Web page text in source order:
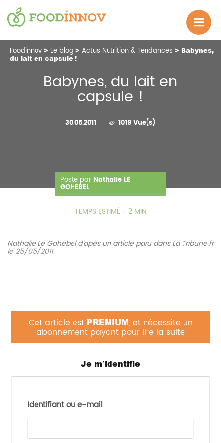
Foodinnov > Le blog > Actus Nutrition & Tendances > Babynes,
du lait en capsule !
Babynes, du lait en
capsule !
30.05.2011 1019 Vue(s)
Posté par Nathalie LE
GOHEBEL
Cet article est PREMIUM, et nécessite un
abonnement payant pour lire la suite
Je m’identifie
Identifiant ou e-mail
TEMPS ESTIMÉ - 2 MIN
Nathalie Le Gohébel d'apès un article paru dans La Tribune.fr
le 25/05/2011
lancer une machine utilisant des portions
individuelles de lait infantile en poudre pour les
enfants de 0 à 3 ans : la Babynes.
formules en portion individuelle, qui contiennent
à l’âge de l’enfant et à ses besoins.
Une septième capsule nommée